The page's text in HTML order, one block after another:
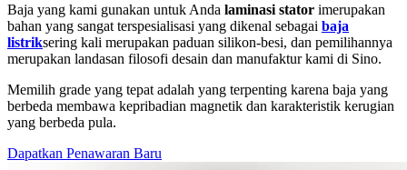
Baja yang kami gunakan untuk Anda laminasi stator imerupakan
bahan yang sangat terspesialisasi yang dikenal sebagai baja
listriksering kali merupakan paduan silikon-besi, dan pemilihannya
merupakan landasan filosofi desain dan manufaktur kami di Sino.
Memilih grade yang tepat adalah yang terpenting karena baja yang
berbeda membawa kepribadian magnetik dan karakteristik kerugian
yang berbeda pula.
Dapatkan Penawaran Baru